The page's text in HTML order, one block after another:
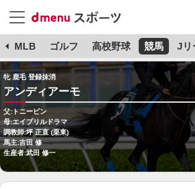
MLB ゴルフ 高校野球 競馬 Jリ
牝 鹿毛 登録抹消
アンディアーモ
父:トニービン
母:エイプリルドラマ
調教師:坪 正直 (栗東)
馬主:吉田 修
生産者:武田 修一